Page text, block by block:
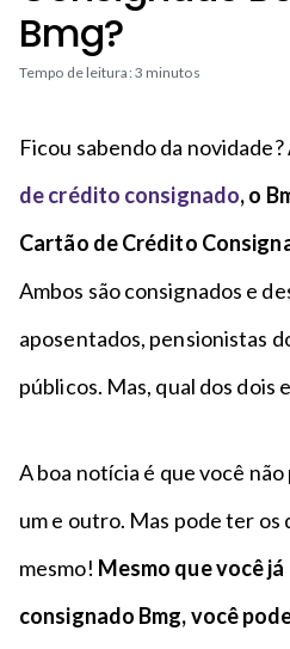
n
c
i
l
a
p
é
Bmg?
Tempo de leitura: 3 minutos
Ficou sabendo da novidade?
de crédito consignado, o
Cartão de Crédito
Ambos são consignados e
aposentados, pensionistas
públicos. Mas, qual dos dois
A boa notícia é que você
um e outro. Mas pode ter os
mesmo! Mesmo que você
consignado Bmg, você